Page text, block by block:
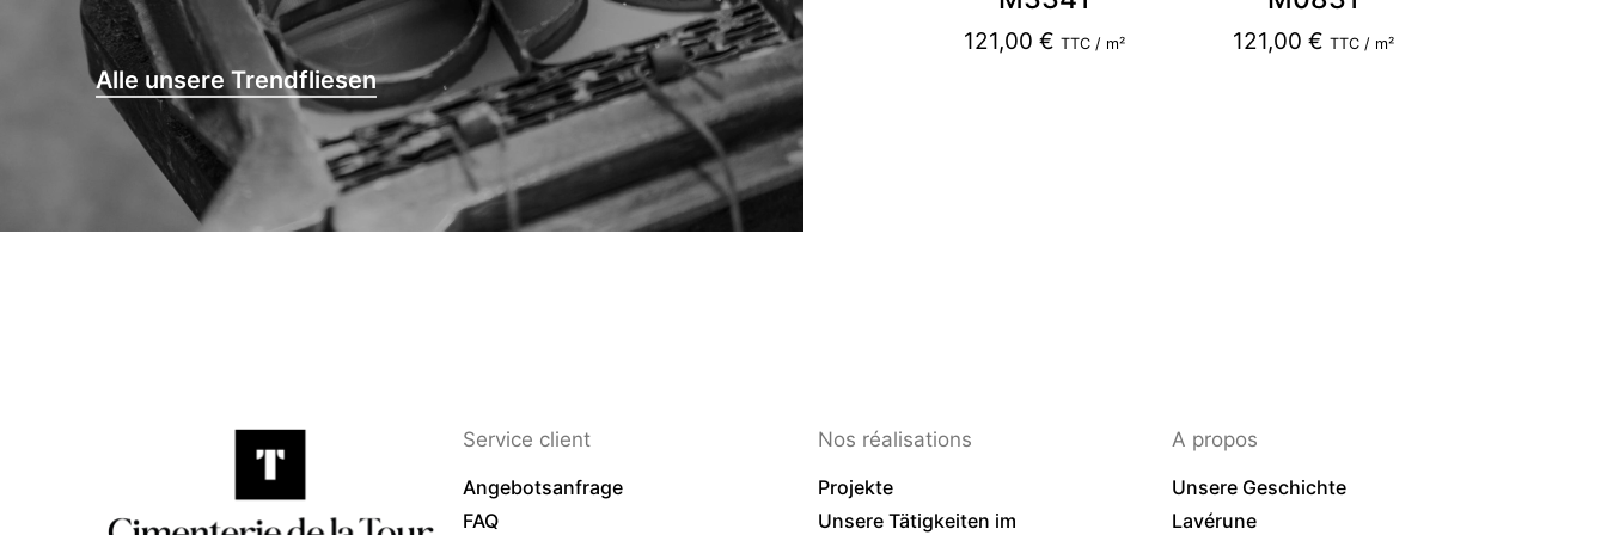
Alle unsere Trendfliesen
121,00 € TTC / m² 121,00€ TTC / m²
Service client
Angebotsanfrage
FAQ
Nos réalisations
Projekte
Unsere Tätigkeiten im
A propos
Unsere Geschichte
Lavérune